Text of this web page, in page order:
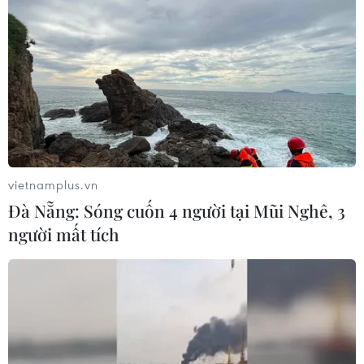
Số ca mắc sởi tại Mỹ lập đỉnh 30 năm
do tỷ lệ tiêm chủng giảm
24/07/2026 23:59
Mỹ điều tra một đợt bùng phát bệnh
tả do ký sinh trùng cyclospora
24/07/2026 05:44
Mỹ thu hồi gần 1,6 triệu quả trứng do
nguy cơ nhiễm khuẩn Salmonella
vietnamplus.vn
Đà Nẵng: Sóng cuốn 4 người tại Mũi Nghê, 3
người mất tích